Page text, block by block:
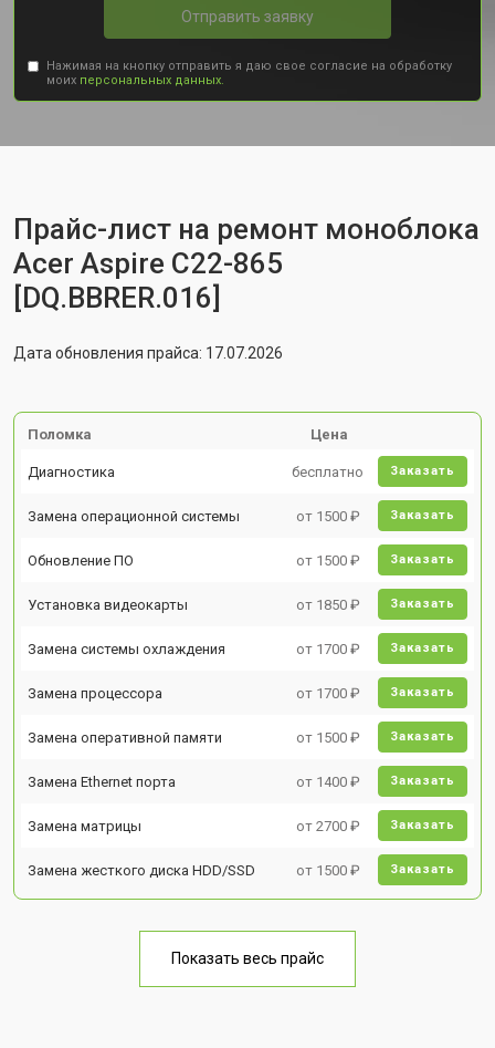
Отправить заявку
Нажимая на кнопку отправить я даю свое согласие на обработку
моих персональных данных.
Прайс-лист на ремонт моноблока
Acer Aspire C22-865
[DQ.BBRER.016]
Дата обновления прайса: 17.07.2026
Поломка Цена
Диагностика бесплатно Заказать
Замена операционной системы от 1500 ₽ Заказать
Обновление ПО от 1500 ₽ Заказать
Установка видеокарты от 1850 ₽ Заказать
Замена системы охлаждения от 1700 ₽ Заказать
Замена процессора от 1700 ₽ Заказать
Замена оперативной памяти от 1500 ₽ Заказать
Замена Ethernet порта от 1400 ₽ Заказать
Замена матрицы от 2700 ₽ Заказать
Замена жесткого диска HDD/SSD от 1500 ₽ Заказать
Показать весь прайс